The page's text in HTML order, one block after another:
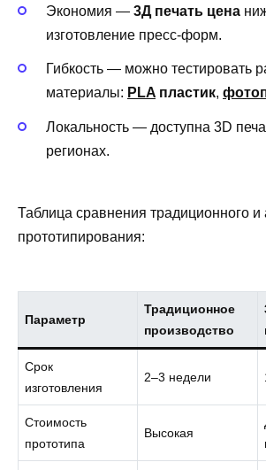
Экономия — 3Д печать цена
изготовление пресс-форм.
Гибкость — можно тестировать
материалы: PLA пластик,
Локальность — доступна 3D
регионах.
Таблица сравнения традиционного и
прототипирования:
Параметр
Традиционное
производство
Срок
изготовления
2–3 недели
Стоимость
прототипа
Высокая